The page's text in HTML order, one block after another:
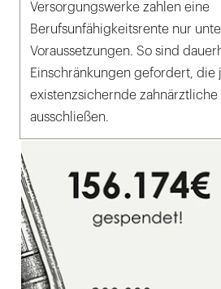
Versorgungswerke zahlen eine
Berufsunfähigkeitsrente nur
Voraussetzungen. So sind
Einschränkungen gefordert, die
existenzsichernde zahnärztliche
ausschließen.